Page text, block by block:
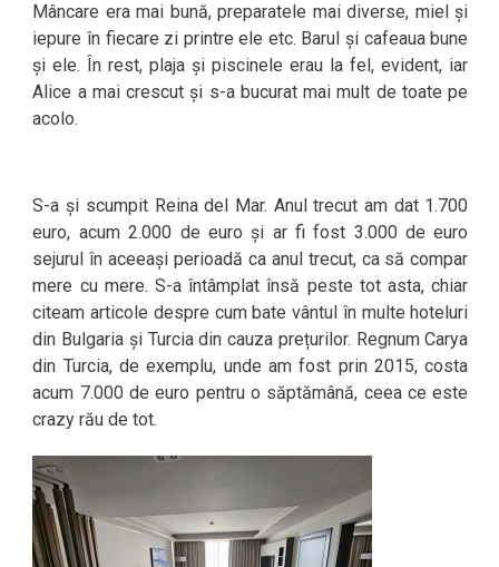
Mâncare era mai bună, preparatele mai diverse, miel și
iepure în fiecare zi printre ele etc. Barul și cafeaua bune
și ele. În rest, plaja și piscinele erau la fel, evident, iar
Alice a mai crescut și s-a bucurat mai mult de toate pe
acolo.
S-a și scumpit Reina del Mar. Anul trecut am dat 1.700
euro, acum 2.000 de euro și ar fi fost 3.000 de euro
sejurul în aceeași perioadă ca anul trecut, ca să compar
mere cu mere. S-a întâmplat însă peste tot asta, chiar
citeam articole despre cum bate vântul în multe hoteluri
din Bulgaria și Turcia din cauza prețurilor. Regnum Carya
din Turcia, de exemplu, unde am fost prin 2015, costa
acum 7.000 de euro pentru o săptămână, ceea ce este
crazy rău de tot.